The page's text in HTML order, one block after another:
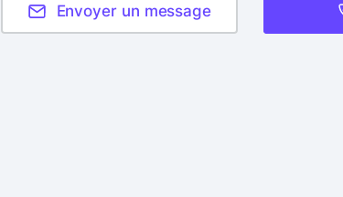
Envoyer un message